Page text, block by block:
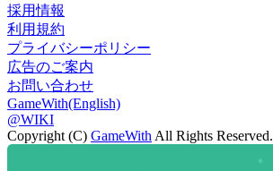
採用情報
利用規約
プライバシーポリシー
広告のご案内
お問い合わせ
GameWith(English)
@WIKI
Copyright (C) GameWith All Rights Reserved.